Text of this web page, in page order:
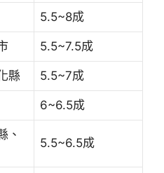
5.5~8成
5.5~7.5成
縣 5.5~7成
6~6.5成
、
5.5~6.5成